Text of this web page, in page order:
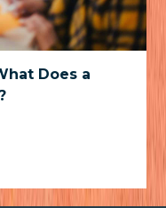
Does a